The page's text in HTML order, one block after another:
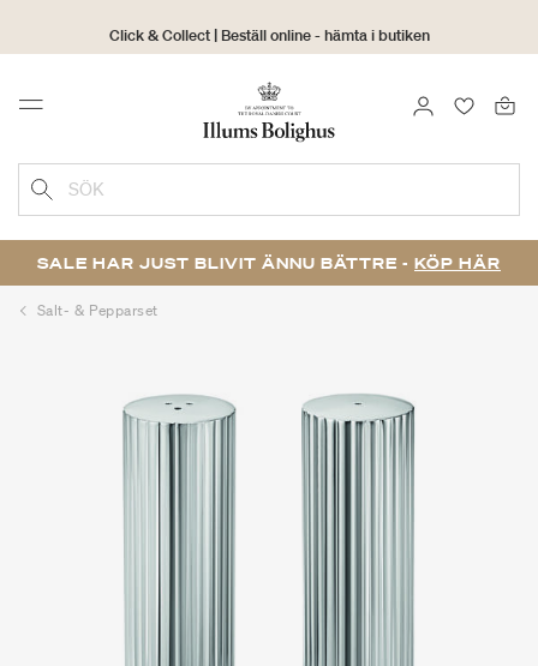
Click & Collect | Beställ online - hämta i butiken
30 dagars returrätt
Menu LOGGA IN
SÖK
SALE HAR JUST BLIVIT ÄNNU BÄTTRE - KÖP HÄR
Salt- & Pepparset